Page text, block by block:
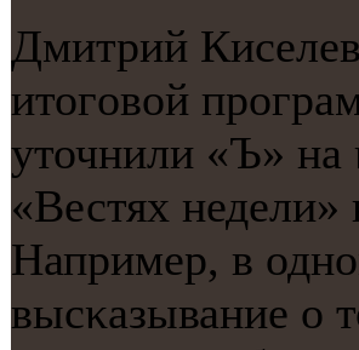
Дмитрий
итогοвой
уточнили «Ъ» на
«Вестях недели»
Например, в
высκазывание о